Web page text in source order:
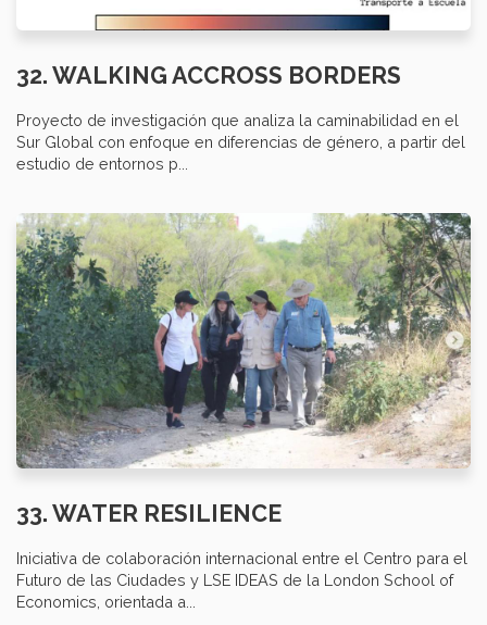
32. WALKING ACCROSS BORDERS
Proyecto de investigación que analiza la caminabilidad en el
Sur Global con enfoque en diferencias de género, a partir del
estudio de entornos p...
33. WATER RESILIENCE
Iniciativa de colaboración internacional entre el Centro para el
Futuro de las Ciudades y LSE IDEAS de la London School of
Economics, orientada a...